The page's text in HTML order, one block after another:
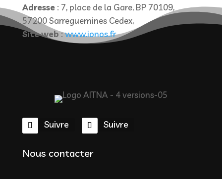
Adresse: 7, place de la Gare, BP 70109,
57200 Sarreguemines Cedex,
Site web:www.ionos.fr
Suivre Suivre
Nous contacter